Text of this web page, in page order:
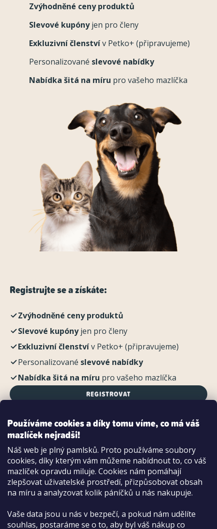
Používáme cookies a díky tomu víme, co má váš
mazlíček nejradši!
Náš web je plný pamlsků. Proto používáme soubory
cookies, díky kterým vám můžeme nabídnout to, co váš
mazlíček opravdu miluje. Cookies nám pomáhají
zlepšovat uživatelské prostředí, přizpůsobovat obsah
na míru a analyzovat kolik páníčků u nás nakupuje.
Vaše data jsou u nás v bezpečí, a pokud nám udělíte
souhlas, postaráme se o to, aby byl váš nákup co
Zvýhodněné ceny produktů
Slevové kupónyjen pro členy
Exkluzivní členstvív Petko+ (připravujeme)
Personalizované slevové nabídky
Nabídka šitá na míru pro vašeho mazlíčka
Registrujte se a získáte:
Zvýhodněné ceny produktů
Slevové kupónyjen pro členy
Exkluzivní členstvív Petko+ (připravujeme)
Personalizované slevové nabídky
Nabídka šitá na míru pro vašeho mazlíčka
REGISTROVAT
Možnosti platby:
Dobírkou
Hotově i kartou na pobočce